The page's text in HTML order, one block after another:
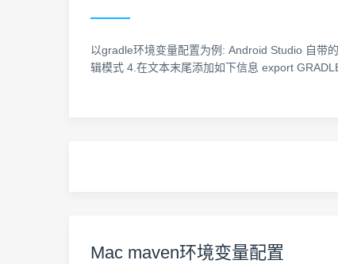
以gradle环境变量配置为例: Android Studio 自带
辑模式 4.在文本末尾添加如下信息 export
Mac maven环境变量配置